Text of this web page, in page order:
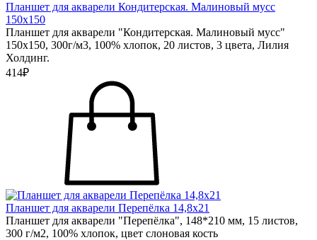
Планшет для акварели Кондитерская. Малиновый мусс
150х150
Планшет для акварели "Кондитерская. Малиновый мусс"
150х150, 300г/м3, 100% хлопок, 20 листов, 3 цвета, Лилия
Холдинг.
414₽
Планшет для акварели Перепёлка 14,8х21
Планшет для акварели "Перепёлка", 148*210 мм, 15 листов,
300 г/м2, 100% хлопок, цвет слоновая кость